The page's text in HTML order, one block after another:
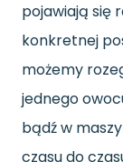
pojawiają się
konkretnej
możemy
jednego
bądź w
czasu do